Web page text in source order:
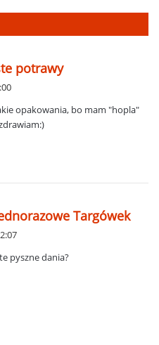
potrawyp
z
opakowania, bo mam "hopla"
Targówekp
pyszne dania?